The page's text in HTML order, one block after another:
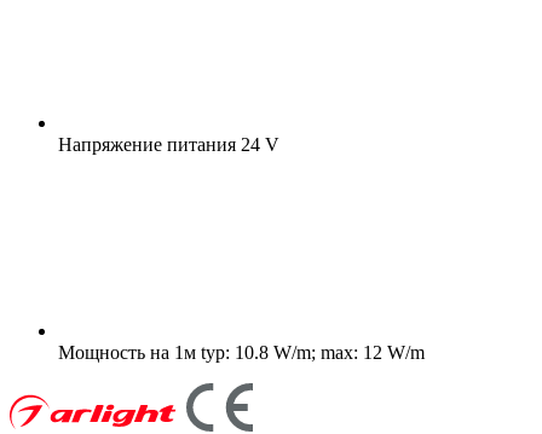
Напряжение питания 24 V
Мощность на 1м typ: 10.8 W/m; max: 12 W/m